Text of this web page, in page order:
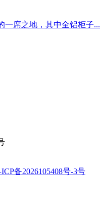
一席之地，其中全铝柜子...
备2026105408号-3号